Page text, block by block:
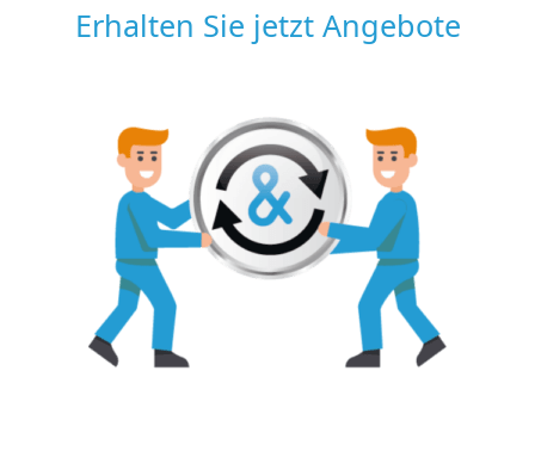
Erhalten Sie jetzt Angebote